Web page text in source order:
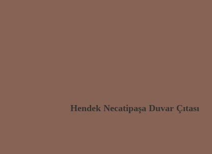
Hendek Necatipaşa Duvar Çıtası